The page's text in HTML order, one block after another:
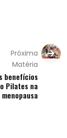
Próxima
Matéria
benefícios
Pilates na
menopausa